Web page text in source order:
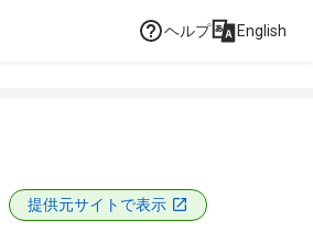
ヘルプ English
提供元サイトで表示